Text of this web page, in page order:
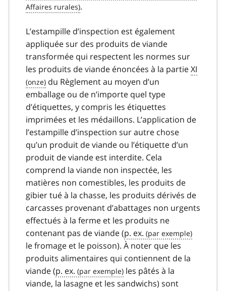
.
L’estampille d’inspection est également
appliquée sur des produits de viande
transformée qui respectent les normes sur
les produits de viande énoncées à la partieXI
du Règlement au moyen d’un
emballage ou de n’importe quel type
d’étiquettes, y compris les étiquettes
imprimées et les médaillons. L’application de
l’estampille d’inspection sur autre chose
qu’un produit de viande ou l’étiquette d’un
produit de viande est interdite. Cela
comprend la viande non inspectée, les
matières non comestibles, les produits de
gibier tué à la chasse, les produits dérivés de
carcasses provenant d’abattages non urgents
effectués à la ferme et les produits ne
contenant pas de viande (p. ex.
le fromage et le poisson). À noter que les
produits alimentaires qui contiennent de la
viande (p. ex.
les pâtés à la
viande, la lasagne et les sandwichs) sont